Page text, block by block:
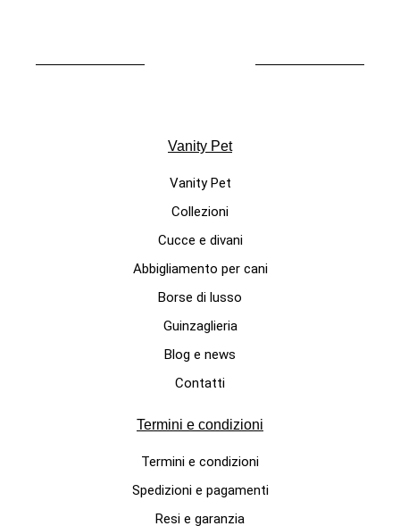
Vanity Pet
Vanity Pet
Collezioni
Cucce e divani
Abbigliamento per cani
Borse di lusso
Guinzaglieria
Blog e news
Contatti
Termini e condizioni
Termini e condizioni
Spedizioni e pagamenti
Resi e garanzia